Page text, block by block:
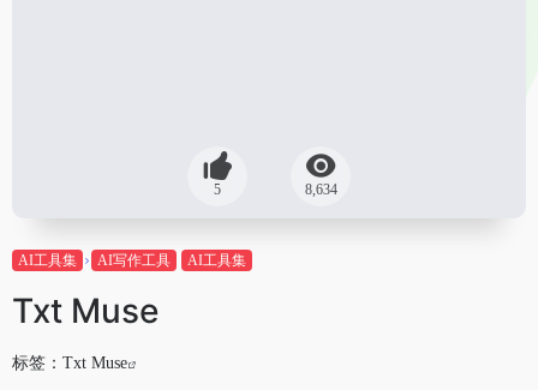
5 8,634
AI工具集 AI写作工具 AI工具集
Txt Muse
标签： Txt Muse